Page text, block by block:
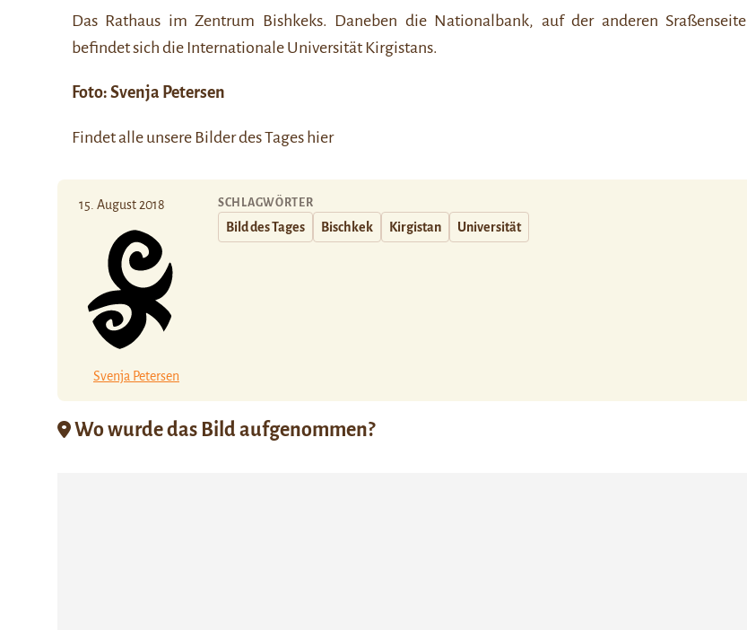
Das Rathaus im Zentrum Bishkeks. Daneben die Nationalbank, auf der anderen Sraßenseite
befindet sich die Internationale Universität Kirgistans.
Foto: Svenja Petersen
Findet alle unsere Bilder des Tages hier
15. August 2018
Svenja Petersen
SCHLAGWÖRTER
Bild des Tages Bischkek Kirgistan Universität
Wo wurde das Bild aufgenommen?